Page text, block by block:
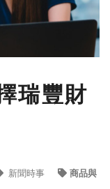
瑞豐財
新聞時事 商品與